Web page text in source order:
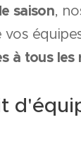
saison,
à tous les